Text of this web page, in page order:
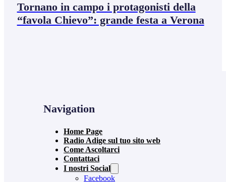
Tornano in campo i protagonisti della
“favola Chievo”: grande festa a Verona
Navigation
Home Page
Radio Adige sul tuo sito web
Come Ascoltarci
Contattaci
I nostri Social
Facebook